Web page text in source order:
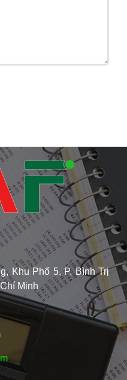
Khu Phố 5, P. Bình Trị
Minh